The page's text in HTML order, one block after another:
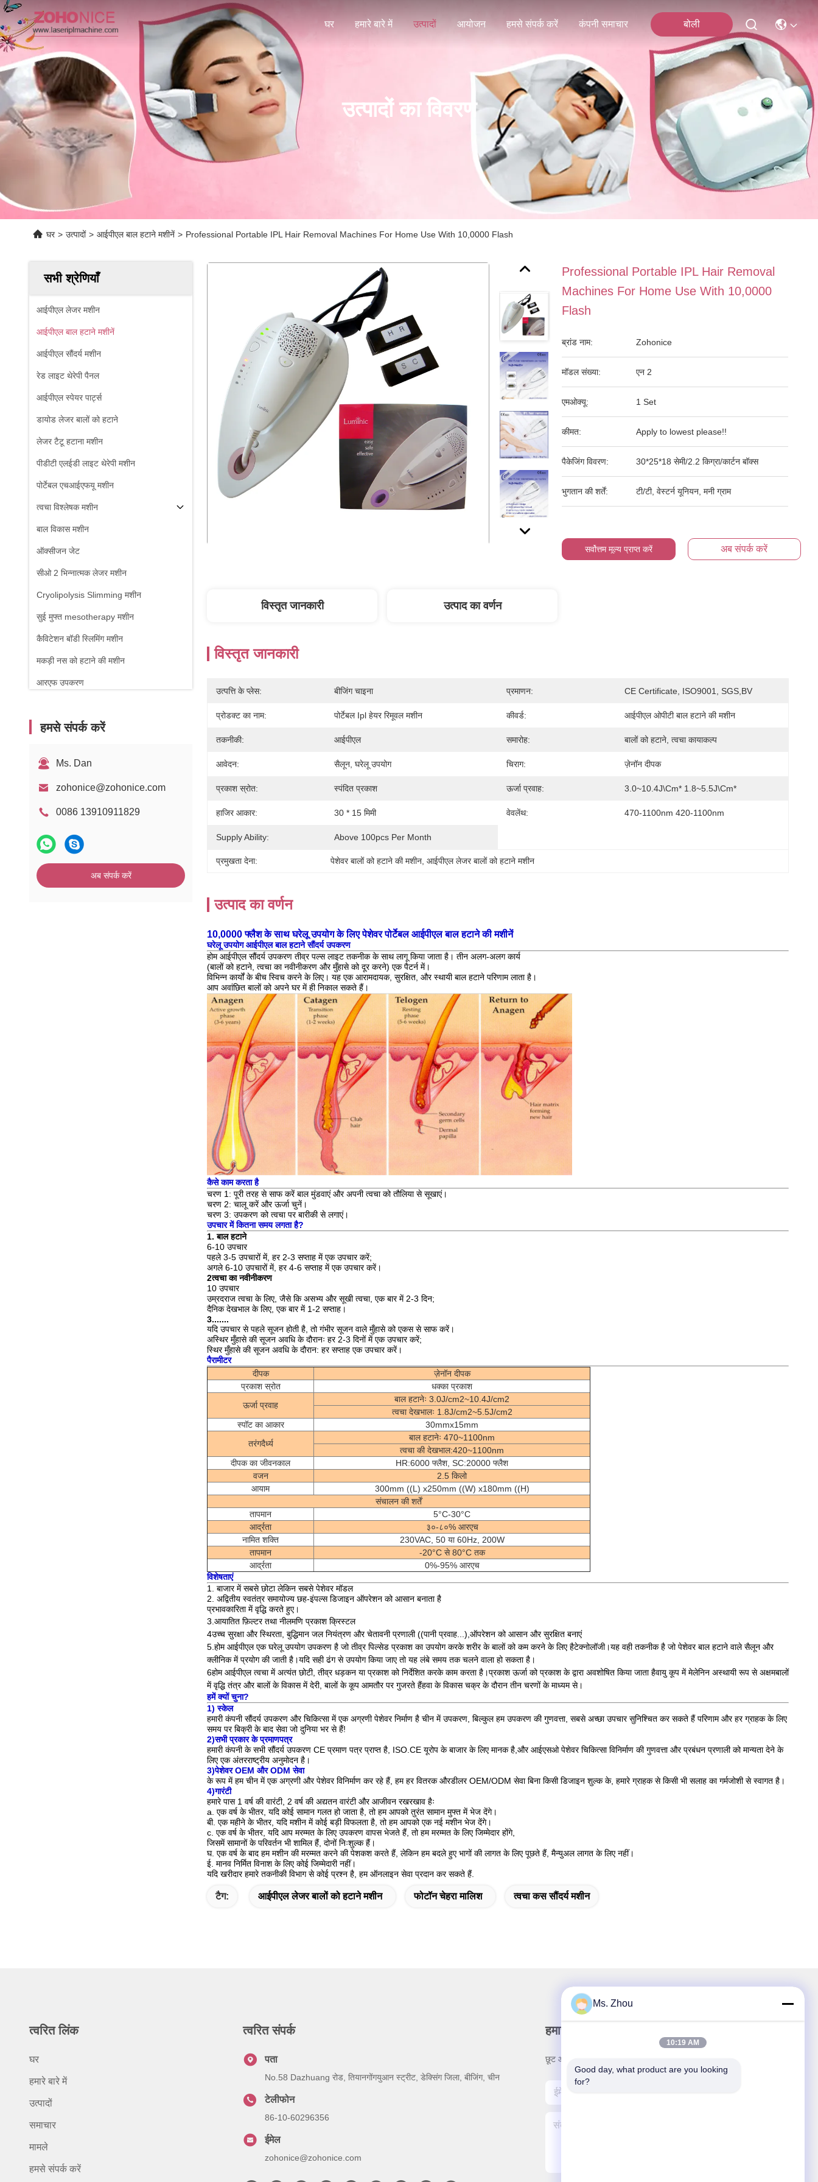
घर हमारे बारे में उत्पादों आयोजन हमसे संपर्क करें कंपनी समाचार बोली
उत्पादों का विवरण
घर > उत्पादों > आईपीएल बाल हटाने मशीनें > Professional Portable IPL Hair Removal Machines For Home Use With 10,0000 Flash
सभी श्रेणियाँ
आईपीएल लेजर मशीन
आईपीएल बाल हटाने मशीनें
आईपीएल सौंदर्य मशीन
रेड लाइट थेरेपी पैनल
आईपीएल स्पेयर पार्ट्स
डायोड लेजर बालों को हटाने
लेजर टैटू हटाना मशीन
पीडीटी एलईडी लाइट थेरेपी मशीन
पोर्टेबल एचआईएफयू मशीन
त्वचा विश्लेषक मशीन
बाल विकास मशीन
ऑक्सीजन जेट
सीओ 2 भिन्नात्मक लेजर मशीन
Cryolipolysis Slimming मशीन
सुई मुफ्त mesotherapy मशीन
कैविटेशन बॉडी स्लिमिंग मशीन
मकड़ी नस को हटाने की मशीन
आरएफ उपकरण
1470nm डायोड लेजर
हमसे संपर्क करें
Ms. Dan
zohonice@zohonice.com
0086 13910911829
अब संपर्क करें
Professional Portable IPL Hair Removal
Machines For Home Use With 10,0000
Flash
ब्रांड नाम: Zohonice
मॉडल संख्या: एन 2
एमओक्यू: 1 Set
कीमत: Apply to lowest please!!
पैकेजिंग विवरण: 30*25*18 सेमी/2.2 किग्रा/कार्टन बॉक्स
भुगतान की शर्तें: टी/टी, वेस्टर्न यूनियन, मनी ग्राम
सर्वोत्तम मूल्य प्राप्त करें अब संपर्क करें
विस्तृत जानकारी उत्पाद का वर्णन
विस्तृत जानकारी
उत्पत्ति के प्लेस: बीजिंग चाइना प्रमाणन: CE Certificate, ISO9001, SGS,BV
प्रोडक्ट का नाम: पोर्टेबल Ipl हेयर रिमूवल मशीन कीवर्ड: आईपीएल ओपीटी बाल हटाने की मशीन
तकनीकी: आईपीएल समारोह: बालों को हटाने, त्वचा कायाकल्प
आवेदन: सैलून, घरेलू उपयोग चिराग: ज़ेनॉन दीपक
प्रकाश स्रोत: स्पंदित प्रकाश ऊर्जा प्रवाह: 3.0~10.4J\cm* 1.8~5.5J\cm*
हाजिर आकार: 30 * 15 मिमी वेवलेंथ: 470-1100nm 420-1100nm
Supply Ability: Above 100pcs Per Month
प्रमुखता देना: पेशेवर बालों को हटाने की मशीन , आईपीएल लेजर बालों को हटाने मशीन
उत्पाद का वर्णन
10,0000 फ्लैश के साथ घरेलू उपयोग के लिए पेशेवर पोर्टेबल आईपीएल बाल हटाने की मशीनें
घरेलू उपयोग आईपीएल बाल हटाने सौंदर्य उपकरण
होम आईपीएल सौंदर्य उपकरण तीव्र पल्स लाइट तकनीक के साथ लागू किया जाता है। तीन अलग-अलग कार्य
(बालों को हटाने, त्वचा का नवीनीकरण और मुँहासे को दूर करने) एक पैटर्न में।
विभिन्न कार्यों के बीच स्विच करने के लिए। यह एक आरामदायक, सुरक्षित, और स्थायी बाल हटाने परिणाम लाता है।
आप अवांछित बालों को अपने घर में ही निकाल सकते हैं।
कैसे काम करता है
चरण 1: पूरी तरह से साफ करें बाल मुंडवाएं और अपनी त्वचा को तौलिया से सूखाएं।
चरण 2: चालू करें और ऊर्जा चुनें।
चरण 3: उपकरण को त्वचा पर बारीकी से लगाएं।
उपचार में कितना समय लगता है?
1. बाल हटाने
6-10 उपचार
पहले 3-5 उपचारों में, हर 2-3 सप्ताह में एक उपचार करें;
अगले 6-10 उपचारों में, हर 4-6 सप्ताह में एक उपचार करें।
2त्वचा का नवीनीकरण
10 उपचार
उम्रदराज त्वचा के लिए, जैसे कि असभ्य और सूखी त्वचा, एक बार में 2-3 दिन;
दैनिक देखभाल के लिए, एक बार में 1-2 सप्ताह।
3.......
यदि उपचार से पहले सूजन होती है, तो गंभीर सूजन वाले मुँहासे को एकस से साफ करें।
अस्थिर मुँहासे की सूजन अवधि के दौरानः हर 2-3 दिनों में एक उपचार करें;
स्थिर मुँहासे की सूजन अवधि के दौरान: हर सप्ताह एक उपचार करें।
पैरामीटर
दीपक
ज़ेनॉन दीपक
प्रकाश स्रोत
धक्का प्रकाश
ऊर्जा प्रवाह
बाल हटानेः 3.0J/cm2~10.4J/cm2
त्वचा देखभालः 1.8J/cm2~5.5J/cm2
स्पॉट का आकार
30mmx15mm
तरंगदैर्ध्य
बाल हटानेः 470~1100nm
त्वचा की देखभाल:420~1100nm
दीपक का जीवनकाल
HR:6000 फ्लैश, SC:20000 फ्लैश
वजन
2.5 किलो
आयाम
300mm ((L) x250mm ((W) x180mm ((H)
संचालन की शर्तें
तापमान
5°C-30°C
आर्द्रता
३०-८०% आरएच
नामित शक्ति
230VAC, 50 या 60Hz, 200W
तापमान
-20°C से 80°C तक
आर्द्रता
0%-95% आरएच
विशेषताएं
1. बाजार में सबसे छोटा लेकिन सबसे पेशेवर मॉडल
2. अद्वितीय स्वतंत्र समायोज्य छह-इंपल्स डिजाइन ऑपरेशन को आसान बनाता है
प्रभावकारिता में वृद्धि करते हुए।
3. आयातित फ़िल्टर तथा नीलमणि प्रकाश क्रिस्टल
4उच्च सुरक्षा और स्थिरता, बुद्धिमान जल नियंत्रण और चेतावनी प्रणाली ((पानी प्रवाह...), ऑपरेशन को आसान और सुरक्षित बनाएं
5.होम आईपीएल एक घरेलू उपयोग उपकरण है जो तीव्र पिल्सेड प्रकाश का उपयोग करके शरीर के बालों को कम करने के लिए हैटेक्नोलॉजी।यह वही तकनीक है जो पेशेवर बाल हटाने वाले सैलून और
क्लीनिक में प्रयोग की जाती है।यदि सही ढंग से उपयोग किया जाए तो यह लंबे समय तक चलने वाला हो सकता है।
6होम आईपीएल त्वचा में अत्यंत छोटी, तीव्र धड़कन या प्रकाश को निर्देशित करके काम करता है।प्रकाश ऊर्जा को प्रकाश के द्वारा अवशोषित किया जाता हैवायु कूप में मेलेनिन अस्थायी रूप से अक्षमबालों
में वृद्धि तंत्र और बालों के विकास में देरी, बालों के कूप आमतौर पर गुजरते हैंहवा के विकास चक्र के दौरान तीन चरणों के माध्यम से।
हमें क्यों चुना?
1) स्केल
हमारी कंपनी सौंदर्य उपकरण और चिकित्सा में एक अग्रणी पेशेवर निर्माण है चीन में उपकरण, बिल्कुल हम उपकरण की गुणवत्ता, सबसे अच्छा उपचार सुनिश्चित कर सकते हैं परिणाम और हर ग्राहक के लिए
समय पर बिक्री के बाद सेवा जो दुनिया भर से हैं!
2)सभी प्रकार के प्रमाणपत्र
हमारी कंपनी के सभी सौंदर्य उपकरण CE प्रमाण पत्र प्राप्त है, ISO.CE यूरोप के बाजार के लिए मानक है, और आईएसओ पेशेवर चिकित्सा विनिर्माण की गुणवत्ता और प्रबंधन प्रणाली को मान्यता देने के
लिए एक अंतरराष्ट्रीय अनुमोदन है।
3)पेशेवर OEM और ODM सेवा
के रूप में हम चीन में एक अग्रणी और पेशेवर विनिर्माण कर रहे हैं, हम हर वितरक औरडीलर OEM/ODM सेवा बिना किसी डिजाइन शुल्क के, हमारे ग्राहक से किसी भी सलाह का गर्मजोशी से स्वागत है।
4)गारंटी
हमारे पास 1 वर्ष की वारंटी, 2 वर्ष की अद्यतन वारंटी और आजीवन रखरखाव हैः
a. एक वर्ष के भीतर, यदि कोई सामान गलत हो जाता है, तो हम आपको तुरंत सामान मुफ्त में भेज देंगे।
बी. एक महीने के भीतर, यदि मशीन में कोई बड़ी विफलता है, तो हम आपको एक नई मशीन भेज देंगे।
c. एक वर्ष के भीतर, यदि आप मरम्मत के लिए उपकरण वापस भेजते हैं, तो हम मरम्मत के लिए जिम्मेदार होंगे,
जिसमें सामानों के परिवर्तन भी शामिल हैं, दोनों निःशुल्क हैं।
घ. एक वर्ष के बाद हम मशीन की मरम्मत करने की पेशकश करते हैं, लेकिन हम बदले हुए भागों की लागत के लिए पूछते हैं, मैन्युअल लागत के लिए नहीं।
ई. मानव निर्मित विनाश के लिए कोई जिम्मेदारी नहीं।
यदि खरीदार हमारे तकनीकी विभाग से कोई प्रश्न है, हम ऑनलाइन सेवा प्रदान कर सकते हैं.
टैग: आईपीएल लेजर बालों को हटाने मशीन फोटॉन चेहरा मालिश त्वचा कस सौंदर्य मशीन
त्वरित लिंक
घर
हमारे बारे में
उत्पादों
समाचार
मामले
हमसे संपर्क करें
त्वरित संपर्क
पता
No.58 Dazhuang रोड, तियानगोंगयुआन स्ट्रीट, डेक्सिंग जिला, बीजिंग, चीन
टेलीफोन
86-10-60296356
ईमेल
zohonice@zohonice.com
हमारा समाचार पत्र
छूट और अधिक के लिए हमारे न्यूज़लेटर की सदस्यता लें।
Ms. Zhou
10:19 AM
Good day, what product are you looking
for?